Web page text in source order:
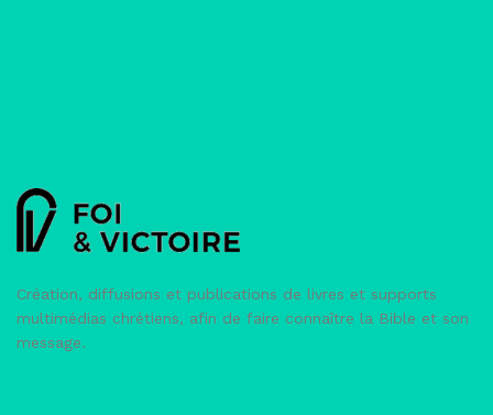
Création, diffusions et publications de livres et supports
multimédias chrétiens, afin de faire connaître la Bible et son
message.